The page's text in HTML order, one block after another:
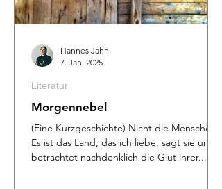
Morgennebel
(Eine Kurzgeschichte) Nicht die Menschen.
Es ist das Land, das ich liebe, sagt sie und
betrachtet nachdenklich die Glut ihrer...
Literatur
Hannes Jahn
7. Jan. 2025